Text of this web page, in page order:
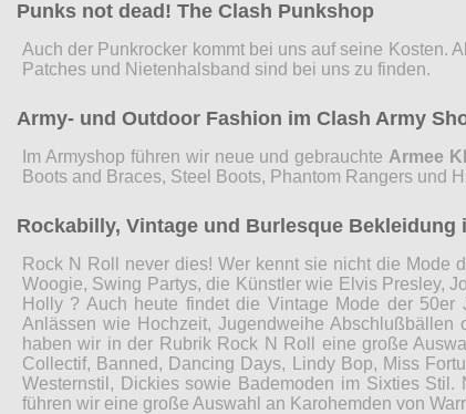
Punks not dead! The Clash Punkshop
Auch der Punkrocker kommt bei uns auf seine Kosten.
Patches und Nietenhalsband sind bei uns zu finden.
Army- und Outdoor Fashion im Clash Army
Im Armyshop führen wir neue und gebrauchte Armee
Boots and Braces, Steel Boots, Phantom Rangers und
Rockabilly, Vintage und Burlesque Bekleidung
Rock N Roll never dies! Wer kennt sie nicht die Mode
Woogie, Swing Partys, die Künstler wie Elvis Presley,
Holly ? Auch heute findet die Vintage Mode der
Anlässen wie Hochzeit, Jugendweihe Abschlußbällen
haben wir in der Rubrik Rock N Roll eine große
Collectif, Banned, Dancing Days, Lindy Bop, Miss
Westernstil, Dickies sowie Bademoden im Sixties
führen wir eine große Auswahl an Karohemden von